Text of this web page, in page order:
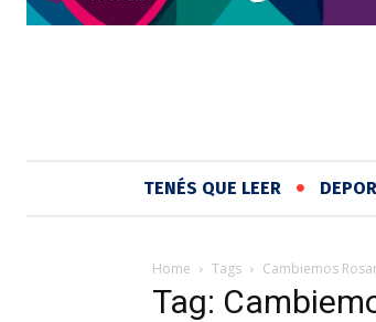
TENÉS QUE LEER
Home Tags Cambiemos
Tag: